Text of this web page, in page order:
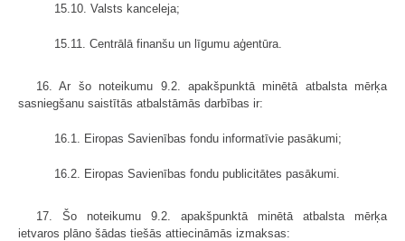
15.10. Valsts kanceleja;
15.11. Centrālā finanšu un līgumu aģentūra.
16. Ar šo noteikumu 9.2. apakšpunktā minētā atbalsta mērķa
sasniegšanu saistītās atbalstāmās darbības ir:
16.1. Eiropas Savienības fondu informatīvie pasākumi;
16.2. Eiropas Savienības fondu publicitātes pasākumi.
17. Šo noteikumu 9.2. apakšpunktā minētā atbalsta mērķa
ietvaros plāno šādas tiešās attiecināmās izmaksas: